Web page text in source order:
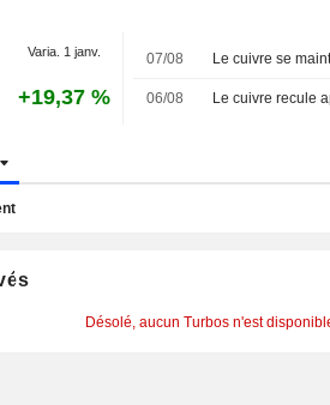
Varia. 1 janv.
+19,37 %
07/08
06/08
Désolé, aucun Turbos n'est